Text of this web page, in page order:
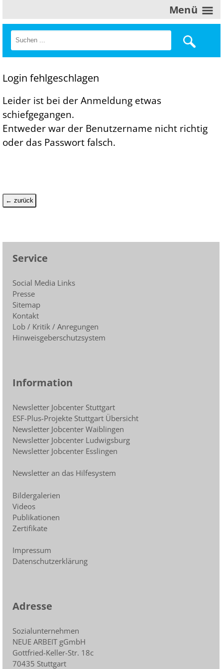
Menü
Login fehlgeschlagen
Leider ist bei der Anmeldung etwas
schiefgegangen.
Entweder war der Benutzername nicht richtig
oder das Passwort falsch.
← zurück
Service
Social Media Links
Presse
Sitemap
Kontakt
Lob / Kritik / Anregungen
Hinweisgeberschutzsystem
Information
Newsletter Jobcenter Stuttgart
ESF-Plus-Projekte Stuttgart Übersicht
Newsletter Jobcenter Waiblingen
Newsletter Jobcenter Ludwigsburg
Newsletter Jobcenter Esslingen
Newsletter an das Hilfesystem
Bildergalerien
Videos
Publikationen
Zertifikate
Impressum
Datenschutzerklärung
Adresse
Sozialunternehmen
NEUE ARBEIT gGmbH
Gottfried-Keller-Str. 18c
70435 Stuttgart